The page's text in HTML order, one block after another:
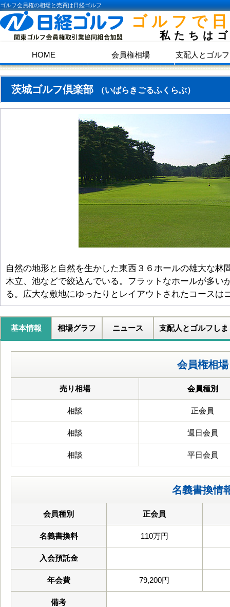
ゴルフ会員権の相場と売買は日経ゴルフ
ゴルフで
私たちは
HOME 会員権相場 支配人とゴル
茨城ゴルフ倶楽部 （いばらきごるふくらぶ）
自然の地形と自然を生かした東西３６ホールの雄大な
木立、池などで絞込んでいる。フラットなホールが多い
る。広大な敷地にゆったりとレイアウトされたコースは
基本情報 相場グラフ ニュース 支配人とゴルフしま
会員権相場
売り相場 会員種別
相談 正会員
相談 週日会員
相談 平日会員
名義書換情
会員種別 正会員
名義書換料 110万円
入会預託金
年会費 79,200円
備考